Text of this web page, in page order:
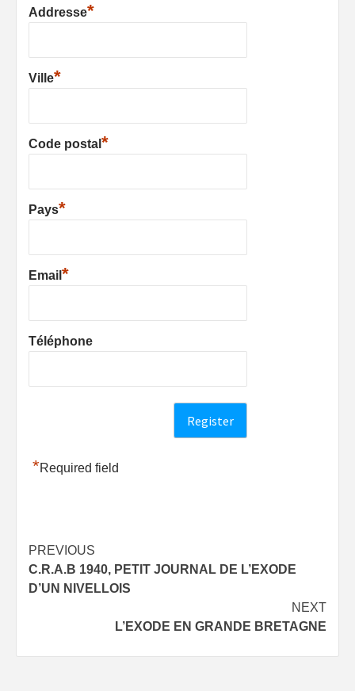
Addresse*
Ville*
Code postal *
Pays*
Email *
Téléphone
*Required field
Post
navigation
PREVIOUS
C.R.A.B 1940, PETIT JOURNAL DE L’EXODE
D’UN NIVELLOIS
NEXT
L’EXODE EN GRANDE BRETAGNE